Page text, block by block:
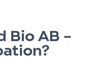
Bio AB –